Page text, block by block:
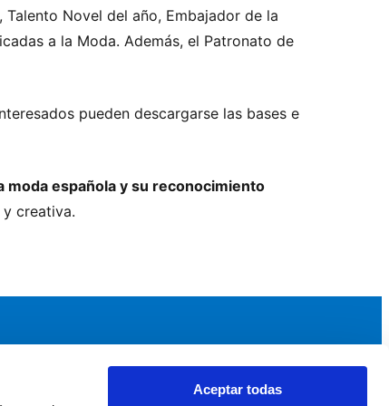
Aceptar todas
Novel del año, Embajador de la
a la Moda. Además, el Patronato de
pueden descargarse las bases e
moda española y su reconocimiento
creativa.
Noticias y Eventos